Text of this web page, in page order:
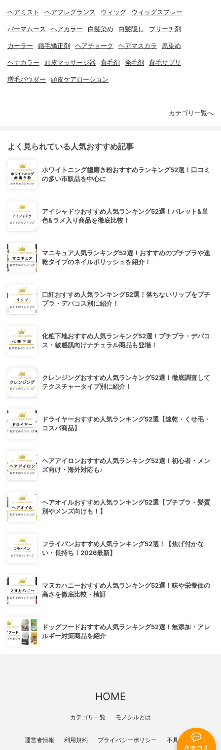
クチコミ
ヘアミスト ヘアフレグランス ウィッグ ウィッグスプレー
パーマムース ヘアカラー 白髪染め 白髪隠し ブリーチ剤
カーラー 縮毛矯正剤 ヘアチョーク ヘアマスカラ 黒染め
ヘナカラー 頭皮マッサージ器 育毛剤 発毛剤 育毛サプリ
増毛パウダー 頭皮ケアローション
カテゴリ一覧へ
よく見られている人気おすすめ記事
ホワイトニング歯磨き粉おすすめランキング52選！口コミ
の多い市販品を中心に
アイシャドウおすすめ人気ランキング52選！パレット&単
色&ラメ入り商品を徹底比較！
マニキュア人気ランキング52選！おすすめのプチプラや速
乾タイプのネイルポリッシュを紹介！
口紅おすすめ人気ランキング52選！落ちないリップをプチ
プラ・デパコス別に紹介！
化粧下地おすすめ人気ランキング52選！プチプラ・デパコ
ス・敏感肌向けナチュラル商品も登場！
クレンジングおすすめ人気ランキング52選！徹底調査して
テクスチャータイプ別に紹介！
ドライヤーおすすめ人気ランキング52選【速乾・くせ毛・
コスパ商品】
ヘアアイロンおすすめ人気ランキング52選！初心者・メン
ズ向け・海外対応も♪
ヘアオイルおすすめ人気ランキング52選【プチプラ・髪質
別やメンズ向けも！】
フライパンおすすめ人気ランキング52選！【焦げ付かな
い・長持ち！2026最新】
マヌカハニーおすすめ人気ランキング52選！味や栄養価の
高さを徹底比較・検証
ドッグフードおすすめ人気ランキング52選！無添加・アレ
ルギー対策商品を紹介
HOME
カテゴリ一覧 モノシルとは
運営者情報 利用規約 プライバシーポリシー 不具合報告